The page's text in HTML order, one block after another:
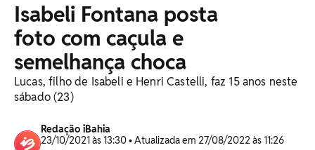
Isabeli Fontana posta
foto com caçula e
semelhança choca
Lucas, filho de Isabeli e Henri Castelli, faz 15 anos neste
sábado (23)
Redação iBahia
23/10/2021 às 13:30 • Atualizada em 27/08/2022 às 11:26